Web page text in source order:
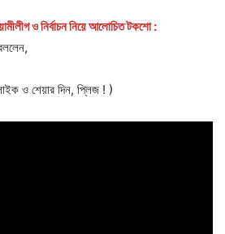
ও নির্বাচন নিয়ে আলোচিত টকশো :
ও শেয়ার দিন, প্লিজ ! )